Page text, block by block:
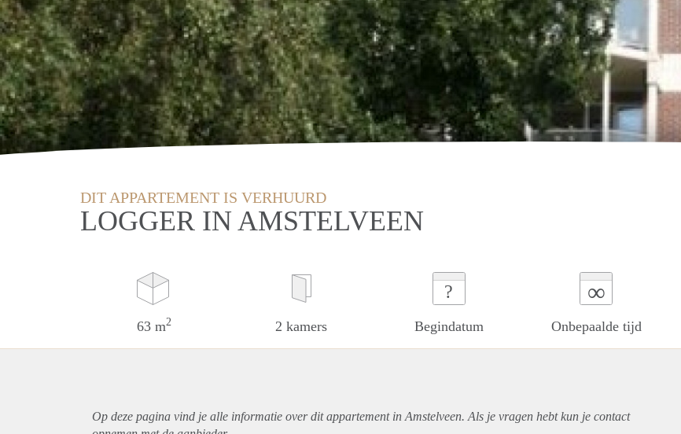
DIT APPARTEMENT IS VERHUURD
LOGGER IN AMSTELVEEN
63 m2 2 kamers
?
Begindatum
∞
Onbepaalde tijd
Op deze pagina vind je alle informatie over ditappartementin Amstelveen. Als je vragen hebt kun je contact